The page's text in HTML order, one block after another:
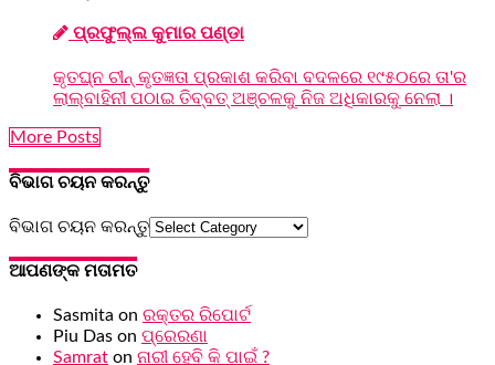
ପ୍ରଫୁଲ୍ଲ କୁମାର ପଣ୍ଡା
କୃତଘ୍ନ ଚୀନ୍‌ କୃତଜ୍ଞତା ପ୍ରକାଶ କରିବା ବଦଳରେ ୧୯୫୦ରେ ତା'ର
ଲାଲ୍‌ବାହିନୀ ପଠାଇ ତିବ୍ବତ୍‌ ଅଞ୍ଚଳକୁ ନିଜ ଅଧିକାରକୁ ନେଲା ।
More Posts
ବିଭାଗ ଚୟନ କରନ୍ତୁ
ବିଭାଗ ଚୟନ କରନ୍ତୁ
ଆପଣଙ୍କ ମତାମତ
Sasmita on ରକ୍ତର ରିପୋର୍ଟ
Piu Das on ପ୍ରେରଣା
Samrat on ନାରୀ ହେବି କି ପାଇଁ ?